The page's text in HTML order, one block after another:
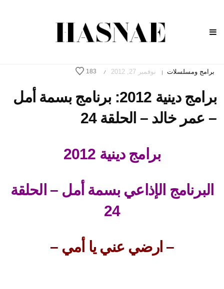
برامج ومسلسلات | نوفمبر 27, 2012 /
183
برامج دينية 2012: برنامج بسمة أمل
– عمر خالد – الحلقة 24
برامج دينية 2012
البرنامج الإذاعي بسمة أمل – الحلقة
24
– ارضي عني يا أمي –